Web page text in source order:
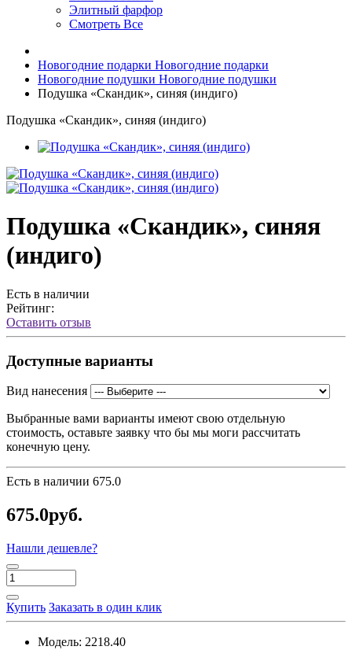
Элитный фарфор
Смотреть Все
Новогодние подарки Новогодние подарки
Новогодние подушки Новогодние подушки
Подушка «Скандик», синяя (индиго)
Подушка «Скандик», синяя (индиго)
Подушка «Скандик», синяя
(индиго)
Есть в наличии
Рейтинг:
Оставить отзыв
Доступные варианты
Вид нанесения
Выбранные вами варианты имеют свою отдельную
стоимость, оставьте заявку что бы мы моги рассчитать
конечную цену.
Есть в наличии 675.0
675.0руб.
Нашли дешевле?
Купить Заказать в один клик
Модель: 2218.40